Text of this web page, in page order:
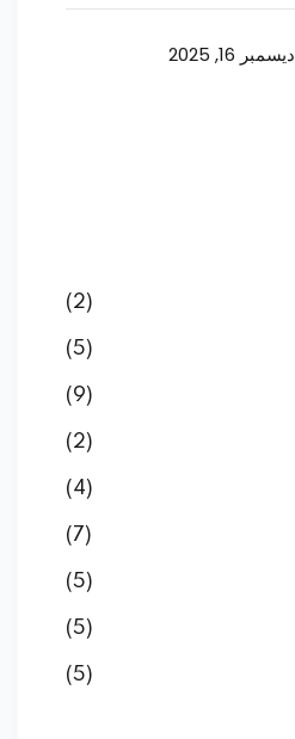
ديسمبر 16, 2025
(2)
(5)
(9)
(2)
(4)
(7)
(5)
(5)
(5)